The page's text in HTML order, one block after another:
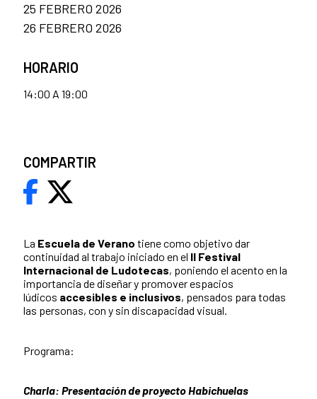
La Escuela de Verano tiene como objetivo dar
continuidad al trabajo iniciado en el II Festival
Internacional de Ludotecas, poniendo el acento en la
importancia de diseñar y promover espacios
lúdicos accesibles e inclusivos, pensados para todas
las personas, con y sin discapacidad visual.
Programa:
Charla: Presentación de proyecto Habichuelas
25 FEBRERO 2026
26 FEBRERO 2026
HORARIO
14:00 A 19:00
COMPARTIR